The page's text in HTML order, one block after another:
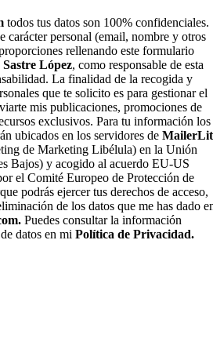
todos tus datos son 100% confidenciales.
carácter personal (email, nombre y otros
rellenando este formulario
López, como responsable de esta
La finalidad de la recogida y
que te solicito es para gestionar el
mis publicaciones, promociones de
exclusivos. Para tu información los
ubicados en los servidores de
de Marketing Libélula) en la Unión
Bajos) y acogido al acuerdo EU-US
el Comité Europeo de Protección de
podrás ejercer tus derechos de acceso,
de los datos que me has dado
Puedes consultar la información
datos en mi Política de Privacidad.